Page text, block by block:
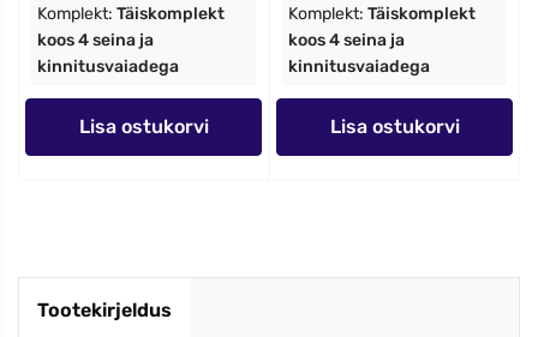
Komplekt: Täiskomplekt
koos 4 seina ja
kinnitusvaiadega
Lisa ostukorvi
Komplekt: Täiskomplekt
koos 4 seina ja
kinnitusvaiadega
Lisa ostukorvi
Tootekirjeldus